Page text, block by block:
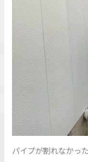
パイプが割れなかっ